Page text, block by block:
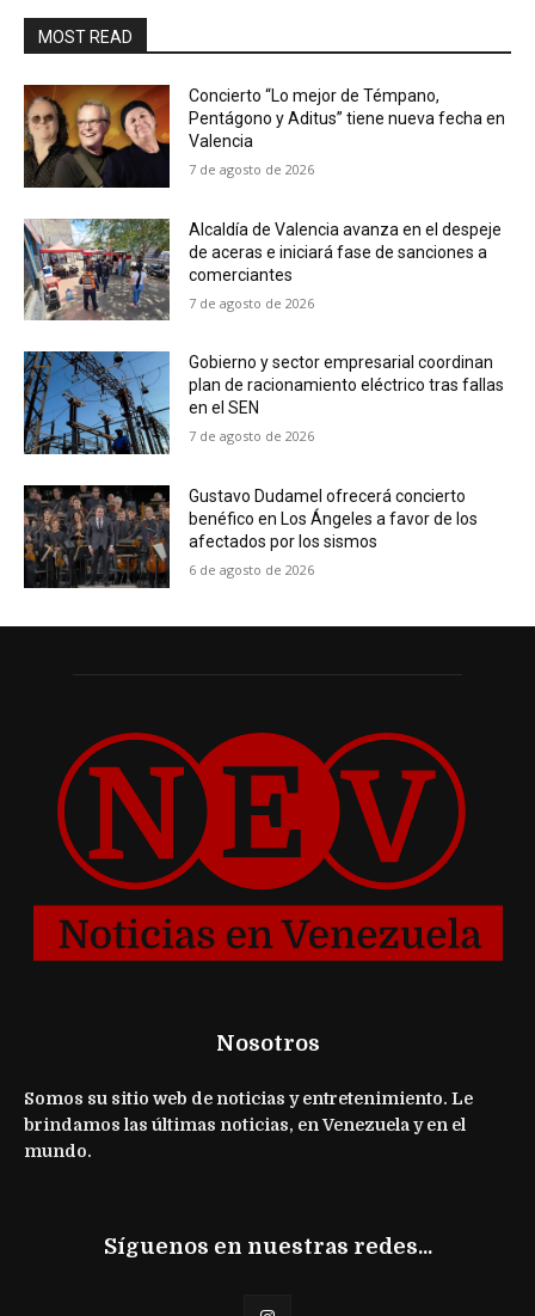
MOST READ
Concierto “Lo mejor de Témpano,
Pentágono y Aditus” tiene nueva fecha en
Valencia
7 de agosto de 2026
Alcaldía de Valencia avanza en el despeje
de aceras e iniciará fase de sanciones a
comerciantes
7 de agosto de 2026
Gobierno y sector empresarial coordinan
plan de racionamiento eléctrico tras fallas
en el SEN
7 de agosto de 2026
Gustavo Dudamel ofrecerá concierto
benéfico en Los Ángeles a favor de los
afectados por los sismos
6 de agosto de 2026
Nosotros
Somos su sitio web de noticias y entretenimiento. Le
brindamos las últimas noticias, en Venezuela y en el
mundo.
Síguenos en nuestras redes...